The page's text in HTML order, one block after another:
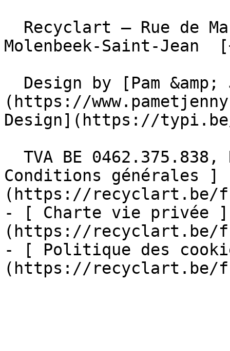
Molenbeek-Saint-
(https://
Design](https://
Conditions générales ]
(https://recyclart.be/
- [ Charte vie privée ]
(https://recyclart.be/
- [ Politique des